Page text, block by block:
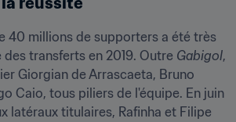
40 millions de supporters a été très
transferts en 2019. Outre Gabigol,
Giorgian de Arrascaeta, Bruno
Caio, tous piliers de l'équipe. En juin
latéraux titulaires, Rafinha et Filipe